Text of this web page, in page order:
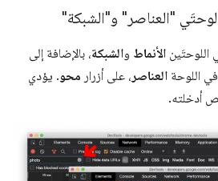
"العناصر" و"الشبكة"
الأنماط والشبكة، بالإضافة إلى
العناصر ، على أزرار محو. يؤدي
أدخلته.